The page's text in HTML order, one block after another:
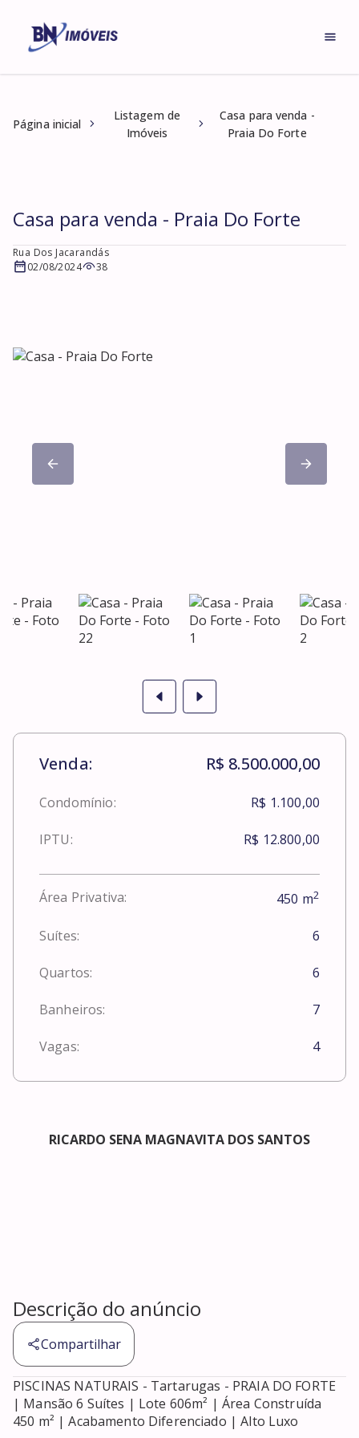
Página inicial
Listagem de
Imóveis
Casa para venda -
Praia Do Forte
Casa para venda - Praia Do Forte
Rua Dos Jacarandás
02/08/2024
38
Venda: R$ 8.500.000,00
Condomínio: R$ 1.100,00
IPTU: R$ 12.800,00
Área Privativa: 450 m2
Suítes: 6
Quartos: 6
Banheiros: 7
Vagas: 4
RICARDO SENA MAGNAVITA DOS SANTOS
Descrição do anúncio
Compartilhar
PISCINAS NATURAIS - Tartarugas - PRAIA DO FORTE
| Mansão 6 Suítes | Lote 606m² | Área Construída
450 m² | Acabamento Diferenciado | Alto Luxo